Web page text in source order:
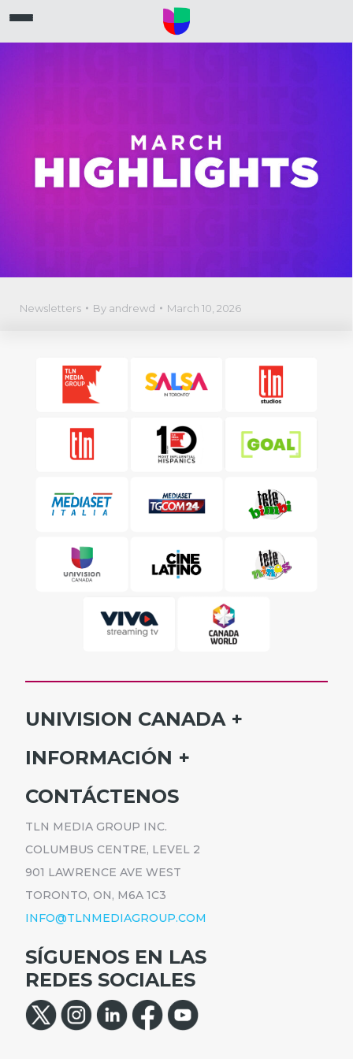
Newsletters By andrewd March 10, 2026
UNIVISION CANADA
INICIO
PROGRAMAS
INFORMACIÓN
SUSCRÍBETE
CARRERAS
POLÍTICA DE PRIVACIDAD
ACCESIBILIDAD
CONTÁCTENOS
TLN MEDIA GROUP INC.
COLUMBUS CENTRE, LEVEL 2
901 LAWRENCE AVE WEST
TORONTO, ON, M6A 1C3
INFO@TLNMEDIAGROUP.COM
SÍGUENOS EN LAS
REDES SOCIALES